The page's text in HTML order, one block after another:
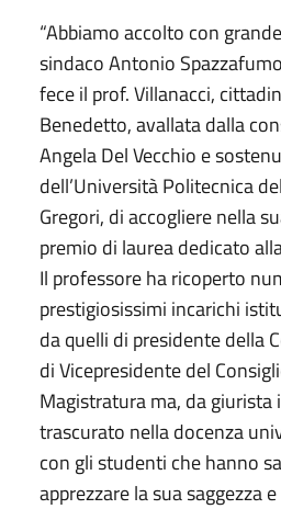
“Abbiamo accolto con
sindaco Antonio
fece il prof. Villanacci,
Benedetto, avallata dalla
Angela Del Vecchio e
dell’Università Politecnica
Gregori, di accogliere nella
premio di laurea dedicato
Il professore ha ricoperto
prestigiosissimi incarichi
da quelli di presidente della
di Vicepresidente del
Magistratura ma, da giurista
trascurato nella docenza
con gli studenti che hanno
apprezzare la sua saggezza